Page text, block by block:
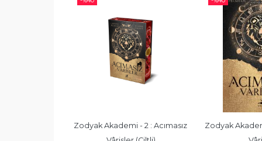
Zodyak Akademi - 2 : Acımasız
Zodyak